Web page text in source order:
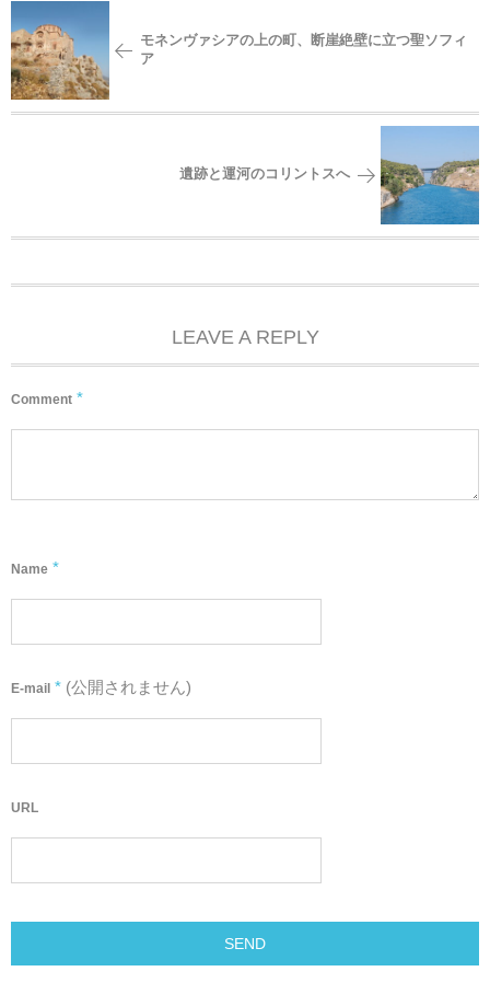
モネンヴァシアの上の町、断崖絶壁に立つ聖ソフィ
ア
遺跡と運河のコリントスへ
LEAVE A REPLY
Comment *
Name *
E-mail * (公開されません)
URL